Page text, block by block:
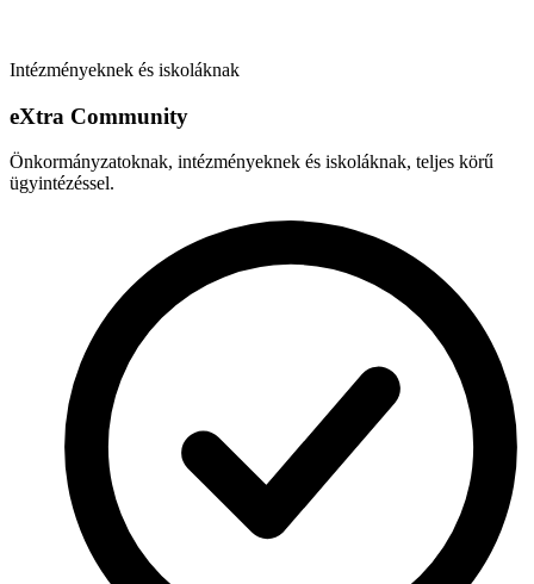
Intézményeknek és iskoláknak
eXtra Community
Önkormányzatoknak, intézményeknek és iskoláknak, teljes körű
ügyintézéssel.